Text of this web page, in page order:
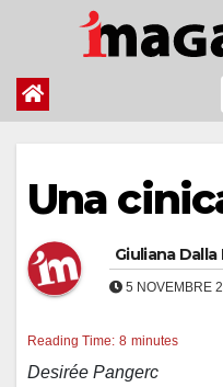
contenuto
Una
Giuliana Dalla
5 NOVEMBRE
Reading Time: 8 minutes
Desirée Pangerc